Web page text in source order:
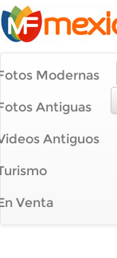
Modernas
Antiguas
Antiguos
Venta